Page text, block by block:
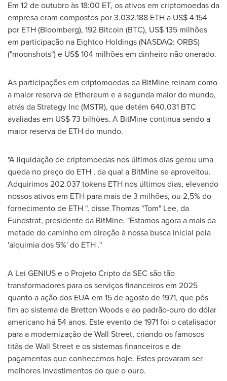
Em 12 de outubro às 18:00 ET, os ativos em criptomoedas da
empresa eram compostos por 3.032.188 ETH a US$ 4.154
por ETH (Bloomberg), 192 Bitcoin (BTC), US$ 135 milhões
em participação na Eightco Holdings (NASDAQ: ORBS)
("moonshots") e US$ 104 milhões em dinheiro não onerado.
As participações em criptomoedas da BitMine reinam como
a maior reserva de Ethereum e a segunda maior do mundo,
atrás da Strategy Inc (MSTR), que detém 640.031 BTC
avaliadas em US$ 73 bilhões. A BitMine continua sendo a
maior reserva de ETH do mundo.
"A liquidação de criptomoedas nos últimos dias gerou uma
queda no preço do ETH , da qual a BitMine se aproveitou.
Adquirimos 202.037 tokens ETH nos últimos dias, elevando
nossos ativos em ETH para mais de 3 milhões, ou 2,5% do
fornecimento de ETH ", disse Thomas "Tom" Lee, da
Fundstrat, presidente da BitMine. "Estamos agora a mais da
metade do caminho em direção à nossa busca inicial pela
'alquimia dos 5%' do ETH ."
A Lei GENIUS e o Projeto Cripto da SEC são tão
transformadores para os serviços financeiros em 2025
quanto a ação dos EUA em 15 de agosto de 1971, que pôs
fim ao sistema de Bretton Woods e ao padrão-ouro do dólar
americano há 54 anos. Este evento de 1971 foi o catalisador
para a modernização de Wall Street, criando os famosos
titãs de Wall Street e os sistemas financeiros e de
pagamentos que conhecemos hoje. Estes provaram ser
melhores investimentos do que o ouro.